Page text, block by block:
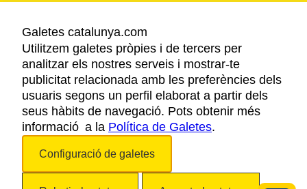
AVÍS LEGAL
POLÍTICA DE PRIVACITAT
COOKIES
ACCESSIBILITAT
Galetes catalunya.com
Utilitzem galetes pròpies i de tercers per
analitzar els nostres serveis i mostrar-te
publicitat relacionada amb les preferències dels
usuaris segons un perfil elaborat a partir dels
seus hàbits de navegació. Pots obtenir més
informació a la Política de Galetes.
Configuració de galetes